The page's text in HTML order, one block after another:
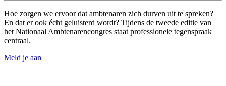
Hoe zorgen we ervoor dat ambtenaren zich durven uit te spreken?
En dat er ook écht geluisterd wordt? Tijdens de tweede editie van
het Nationaal Ambtenarencongres staat professionele tegenspraak
centraal.
Meld je aan